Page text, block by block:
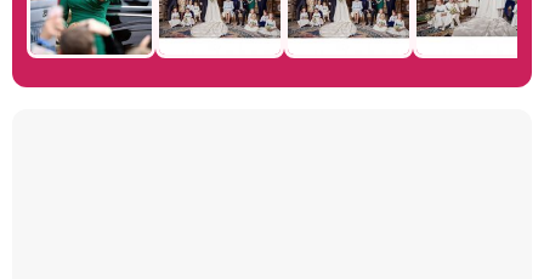
Manu Baqueiro: "Tuve como referente a Bruce Willis en 'Luz de Luna' para mi trabajo en la serie 'Perdiendo el juicio'"